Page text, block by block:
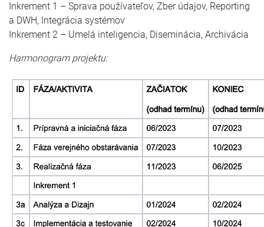
Inkrement 1 – Sprava používateľov, Zber údajov, Reporting
a DWH, Integrácia systémov
Inkrement 2 – Umelá inteligencia, Diseminácia, Archivácia
Harmonogram projektu: